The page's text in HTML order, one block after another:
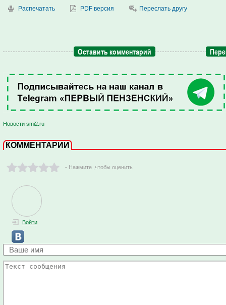
Распечатать PDF версия Переслать другу
Оставить комментарий
Новости smi2.ru
КОММЕНТАРИИ
- Нажмите ,чтобы оценить
Войти